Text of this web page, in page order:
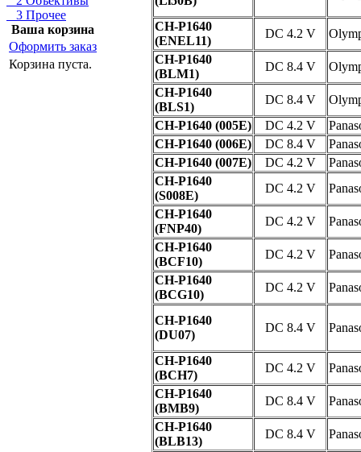
3 Прочее
Ваша корзина
Оформить заказ
Корзина пуста.
CH-P1640
(ENEL11)
DC 4.2 V
CH-P1640
(BLM1)
DC 8.4 V
CH-P1640
(BLS1)
DC 8.4 V
CH-P1640 (005E)
DC 4.2 V
CH-P1640 (006E)
DC 8.4 V
CH-P1640 (007E)
DC 4.2 V
CH-P1640
(S008E)
DC 4.2 V
CH-P1640
(FNP40)
DC 4.2 V
CH-P1640
(BCF10)
DC 4.2 V
CH-P1640
(BCG10)
DC 4.2 V
CH-P1640
(DU07)
DC 8.4 V
CH-P1640
(BCH7)
DC 4.2 V
CH-P1640
(BMB9)
DC 8.4 V
CH-P1640
(BLB13)
DC 8.4 V